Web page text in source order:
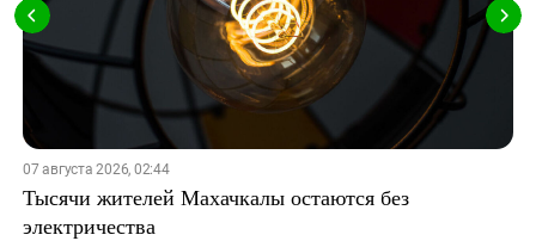
07 августа 2026, 02:44
Тысячи жителей Махачкалы остаются без
электричества